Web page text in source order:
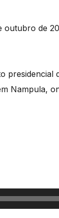
de
Nampula,